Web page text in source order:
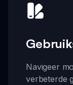
Navigeer
verbeterde